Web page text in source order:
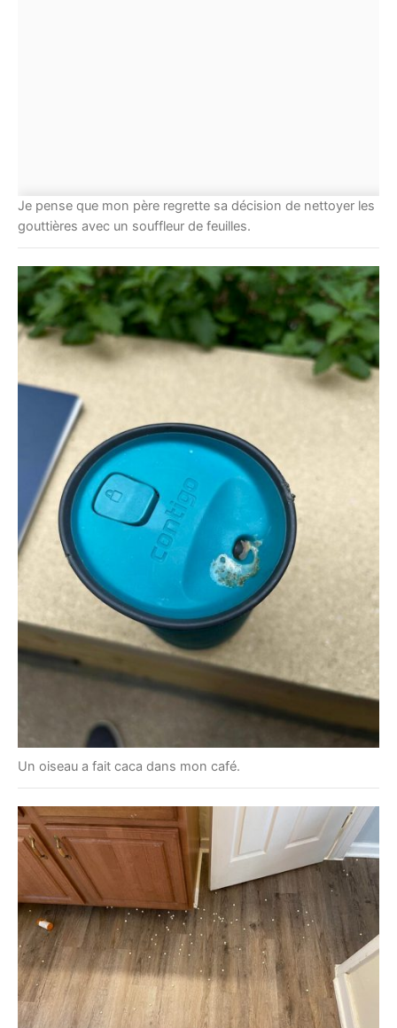
Je pense que mon père regrette sa décision de nettoyer les
gouttières avec un souffleur de feuilles.
Un oiseau a fait caca dans mon café.